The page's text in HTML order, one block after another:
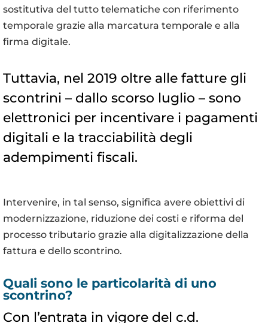
sostitutiva del tutto telematiche con riferimento
temporale grazie alla marcatura temporale e alla
firma digitale.
Tuttavia, nel 2019 oltre alle fatture gli
scontrini – dallo scorso luglio – sono
elettronici per incentivare i pagamenti
digitali e la tracciabilità degli
adempimenti fiscali.
Intervenire, in tal senso, significa avere obiettivi di
modernizzazione, riduzione dei costi e riforma del
processo tributario grazie alla digitalizzazione della
fattura e dello scontrino.
Quali sono le particolarità di uno
scontrino?
Con l’entrata in vigore del c.d.